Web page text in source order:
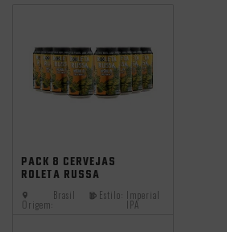
PACK 8 CERVEJAS
ROLETA RUSSA
IMPERIAL IPA LATA
350ML
Origem:
Brasil Estilo: Imperial
IPA